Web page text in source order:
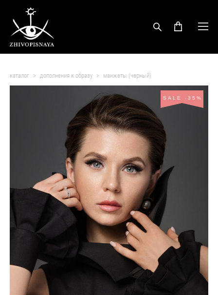
каталог > дополнения к образу > манжеты (черный)
SALE -35%